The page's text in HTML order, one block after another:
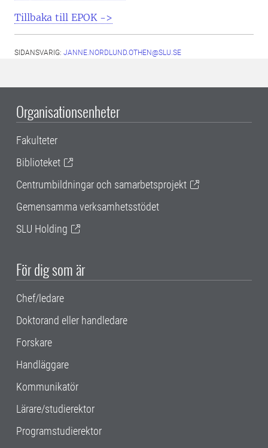
Tillbaka till EPOK ->
SIDANSVARIG: JANNE.NORDLUND.OTHEN@SLU.SE
Organisationsenheter
Fakulteter
Biblioteket
Centrumbildningar och samarbetsprojekt
Gemensamma verksamhetsstödet
SLU Holding
För dig som är
Chef/ledare
Doktorand eller handledare
Forskare
Handläggare
Kommunikatör
Lärare/studierektor
Programstudierektor